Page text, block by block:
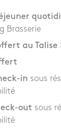
Brasserie
au Talise
in sous
out sous